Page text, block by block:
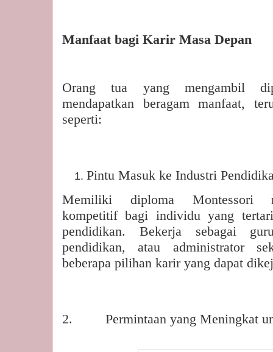
Manfaat bagi Karir Masa Depan
Orang tua yang mengambil
mendapatkan beragam manfaat,
seperti:
Pintu Masuk ke Industri
Memiliki diploma Montessori
kompetitif bagi individu yang
pendidikan. Bekerja sebagai
pendidikan, atau administrator
beberapa pilihan karir yang dapat
2. Permintaan yang Meningkat